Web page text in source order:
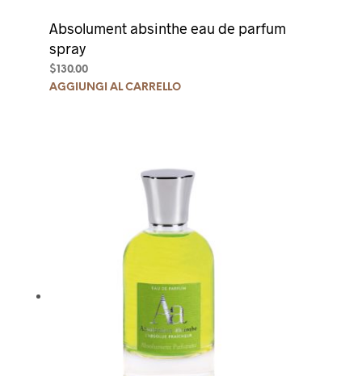
Absolument absinthe eau de parfum
spray
$ 130.00
AGGIUNGI AL CARRELLO